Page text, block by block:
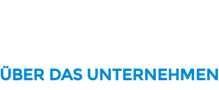
ÜBER DAS UNTERNEHMEN